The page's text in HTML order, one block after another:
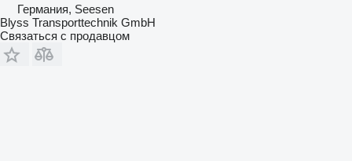
Германия, Seesen
Blyss Transporttechnik GmbH
Связаться с продавцом